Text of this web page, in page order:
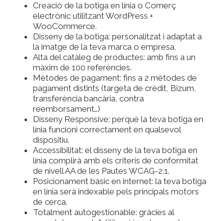
Creació de la botiga en línia o Comerç
electrònic utilitzant WordPress +
WooCommerce.
Disseny de la botiga: personalitzat i adaptat a
la imatge de la teva marca o empresa.
Alta del catàleg de productes: amb fins a un
màxim de 100 referències.
Mètodes de pagament: fins a 2 mètodes de
pagament distints (targeta de crèdit, Bizum,
transferència bancària, contra
reemborsament…)
Disseny Responsive: perquè la teva botiga en
línia funcioni correctament en qualsevol
dispositiu.
Accessibilitat: el disseny de la teva botiga en
línia complirà amb els criteris de conformitat
de nivell AA de les Pautes WCAG-2.1.
Posicionament bàsic en internet: la teva botiga
en línia serà indexable pels principals motors
de cerca.
Totalment autogestionable: gràcies al